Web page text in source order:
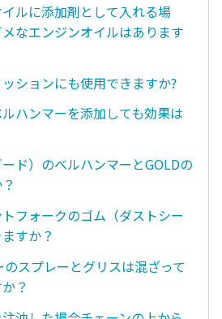
ルに添加剤として入れる場
なエンジンオイルはあります
ションにも使用できますか?
ハンマーを添加しても効果は
ド）のベルハンマーとGOLDの
フォークのゴム（ダストシー
すか？
スプレーとグリスは混ざって
？